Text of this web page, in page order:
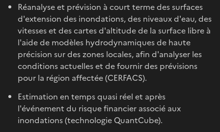
Réanalyse et prévision à court terme des surfaces
d'extension des inondations, des niveaux d'eau, des
vitesses et des cartes d'altitude de la surface libre à
l'aide de modèles hydrodynamiques de haute
précision sur des zones locales, afin d'analyser les
conditions actuelles et de fournir des prévisions
pour la région affectée (CERFACS).
Estimation en temps quasi réel et après
l'événement du risque financier associé aux
inondations (technologie QuantCube).